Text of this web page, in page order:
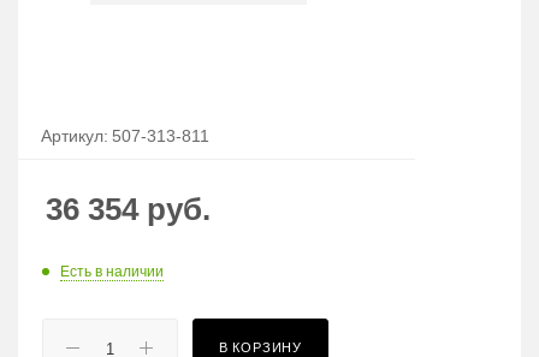
Артикул: 507-313-811
36 354руб.
Есть в наличии
В КОРЗИНУ